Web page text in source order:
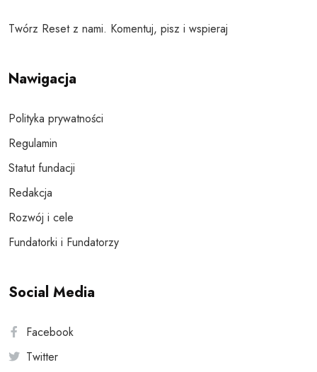
Twórz Reset z nami. Komentuj, pisz i wspieraj
Nawigacja
Polityka prywatności
Regulamin
Statut fundacji
Redakcja
Rozwój i cele
Fundatorki i Fundatorzy
Social Media
Facebook
Twitter